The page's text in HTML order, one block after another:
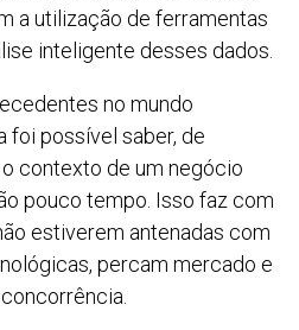
a utilização de ferramentas
inteligente desses dados.
no mundo
foi possível saber, de
contexto de um negócio
pouco tempo. Isso faz com
estiverem antenadas com
percam mercado e